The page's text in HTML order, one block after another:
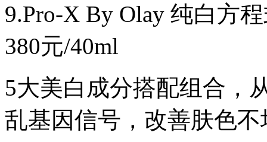
9.Pro-X By Olay 纯白方
380元/40ml
5大美白成分搭配组合，
乱基因信号，改善肤色